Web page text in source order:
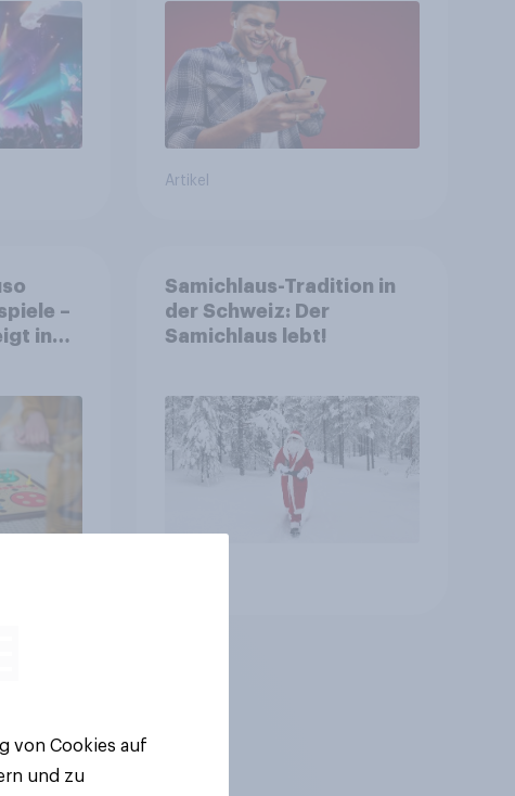
Artikel
–
in
Samichlaus-Tradition in
der Schweiz: Der
Samichlaus lebt!
von Cookies auf
und zu